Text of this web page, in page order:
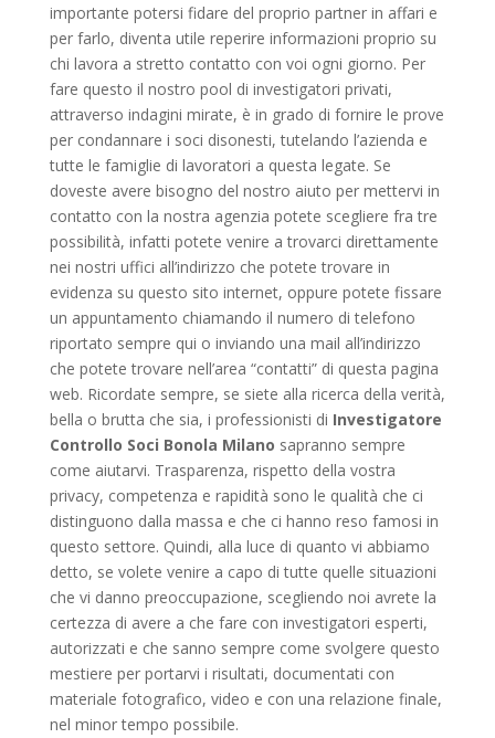
importante potersi fidare del proprio partner in affari e
per farlo, diventa utile reperire informazioni proprio su
chi lavora a stretto contatto con voi ogni giorno. Per
fare questo il nostro pool di investigatori privati,
attraverso indagini mirate, è in grado di fornire le prove
per condannare i soci disonesti, tutelando l’azienda e
tutte le famiglie di lavoratori a questa legate. Se
doveste avere bisogno del nostro aiuto per mettervi in
contatto con la nostra agenzia potete scegliere fra tre
possibilità, infatti potete venire a trovarci direttamente
nei nostri uffici all’indirizzo che potete trovare in
evidenza su questo sito internet, oppure potete fissare
un appuntamento chiamando il numero di telefono
riportato sempre qui o inviando una mail all’indirizzo
che potete trovare nell’area “contatti” di questa pagina
web. Ricordate sempre, se siete alla ricerca della verità,
bella o brutta che sia, i professionisti di Investigatore
Controllo Soci Bonola Milano sapranno sempre
come aiutarvi. Trasparenza, rispetto della vostra
privacy, competenza e rapidità sono le qualità che ci
distinguono dalla massa e che ci hanno reso famosi in
questo settore. Quindi, alla luce di quanto vi abbiamo
detto, se volete venire a capo di tutte quelle situazioni
che vi danno preoccupazione, scegliendo noi avrete la
certezza di avere a che fare con investigatori esperti,
autorizzati e che sanno sempre come svolgere questo
mestiere per portarvi i risultati, documentati con
materiale fotografico, video e con una relazione finale,
nel minor tempo possibile.